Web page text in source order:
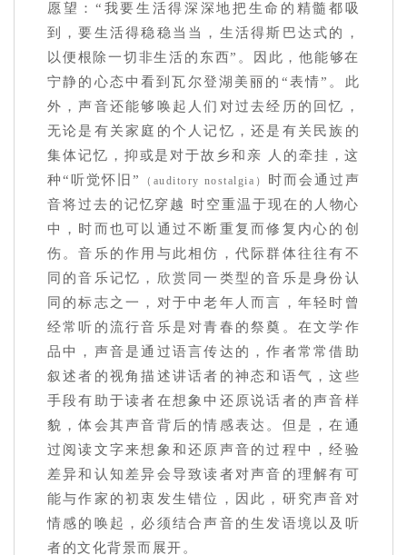
愿望：“我要生活得深深地把生命的精髓都吸
到，要生活得稳稳当当，生活得斯巴达式的，
以便根除一切非生活的东西”。因此，他能够在
宁静的心态中看到瓦尔登湖美丽的“表情”。此
外，声音还能够唤起人们对过去经历的回忆，
无论是有关家庭的个人记忆，还是有关民族的
集体记忆，抑或是对于故乡和亲 人的牵挂，这
种“听觉怀旧”
（auditory nostalgia） 时而会通过声
音将过去的记忆穿越 时空重温于现在的人物心
中，时而也可以通过不断重复而修复内心的创
伤。音乐的作用与此相仿，代际群体往往有不
同的音乐记忆，欣赏同一类型的音乐是身份认
同的标志之一，对于中老年人而言，年轻时曾
经常听的流行音乐是对青春的祭奠。在文学作
品中，声音是通过语言传达的，作者常常借助
叙述者的视角描述讲话者的神态和语气，这些
手段有助于读者在想象中还原说话者的声音样
貌，体会其声音背后的情感表达。但是，在通
过阅读文字来想象和还原声音的过程中，经验
差异和认知差异会导致读者对声音的理解有可
能与作家的初衷发生错位，因此，研究声音对
情感的唤起，必须结合声音的生发语境以及听
者的文化背景而展开。